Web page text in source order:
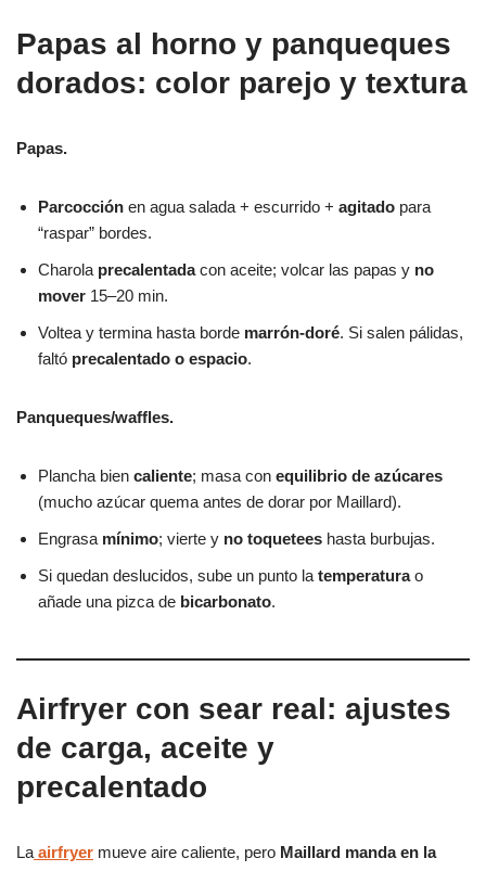
Papas al horno y panqueques
dorados: color parejo y textura
Papas.
Parcocción en agua salada + escurrido + agitado para
“raspar” bordes.
Charola precalentadacon aceite; volcar las papas y no
mover 15–20 min.
Voltea y termina hasta borde marrón-doré. Si salen pálidas,
faltó precalentado o espacio.
Panqueques/waffles.
Plancha bien caliente; masa con equilibrio de azúcares
(mucho azúcar quema antes de dorar por Maillard).
Engrasa mínimo; vierte y no toquetees hasta burbujas.
Si quedan deslucidos, sube un punto la temperaturao
añade una pizca de bicarbonato.
Airfryer con sear real: ajustes
de carga, aceite y
precalentado
La airfryer mueve aire caliente, pero Maillard manda en la